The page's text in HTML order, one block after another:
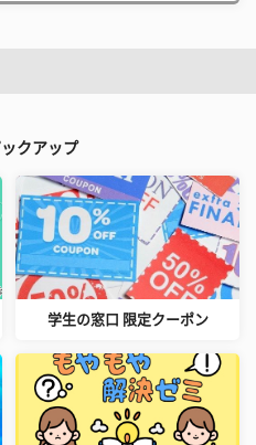
クアップ
学生の窓口 限定クーポン